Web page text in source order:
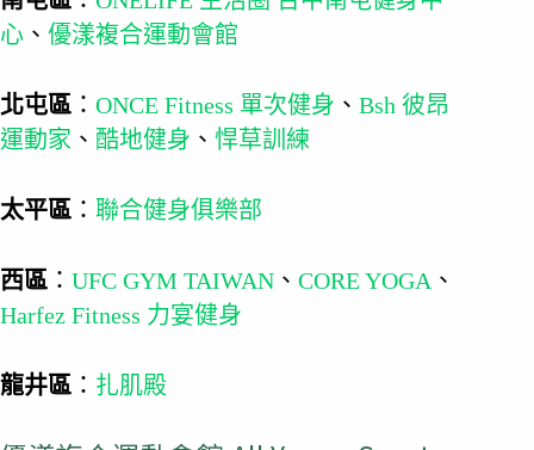
心 、 優漾複合運動會館
北屯區 ： ONCE Fitness 單次健身 、 Bsh 彼昂
運動家 、 酷地健身 、 悍草訓練
太平區 ： 聯合健身俱樂部
西區 ： UFC GYM TAIWAN 、 CORE YOGA、
Harfez Fitness 力宴健身
龍井區 ： 扎肌殿